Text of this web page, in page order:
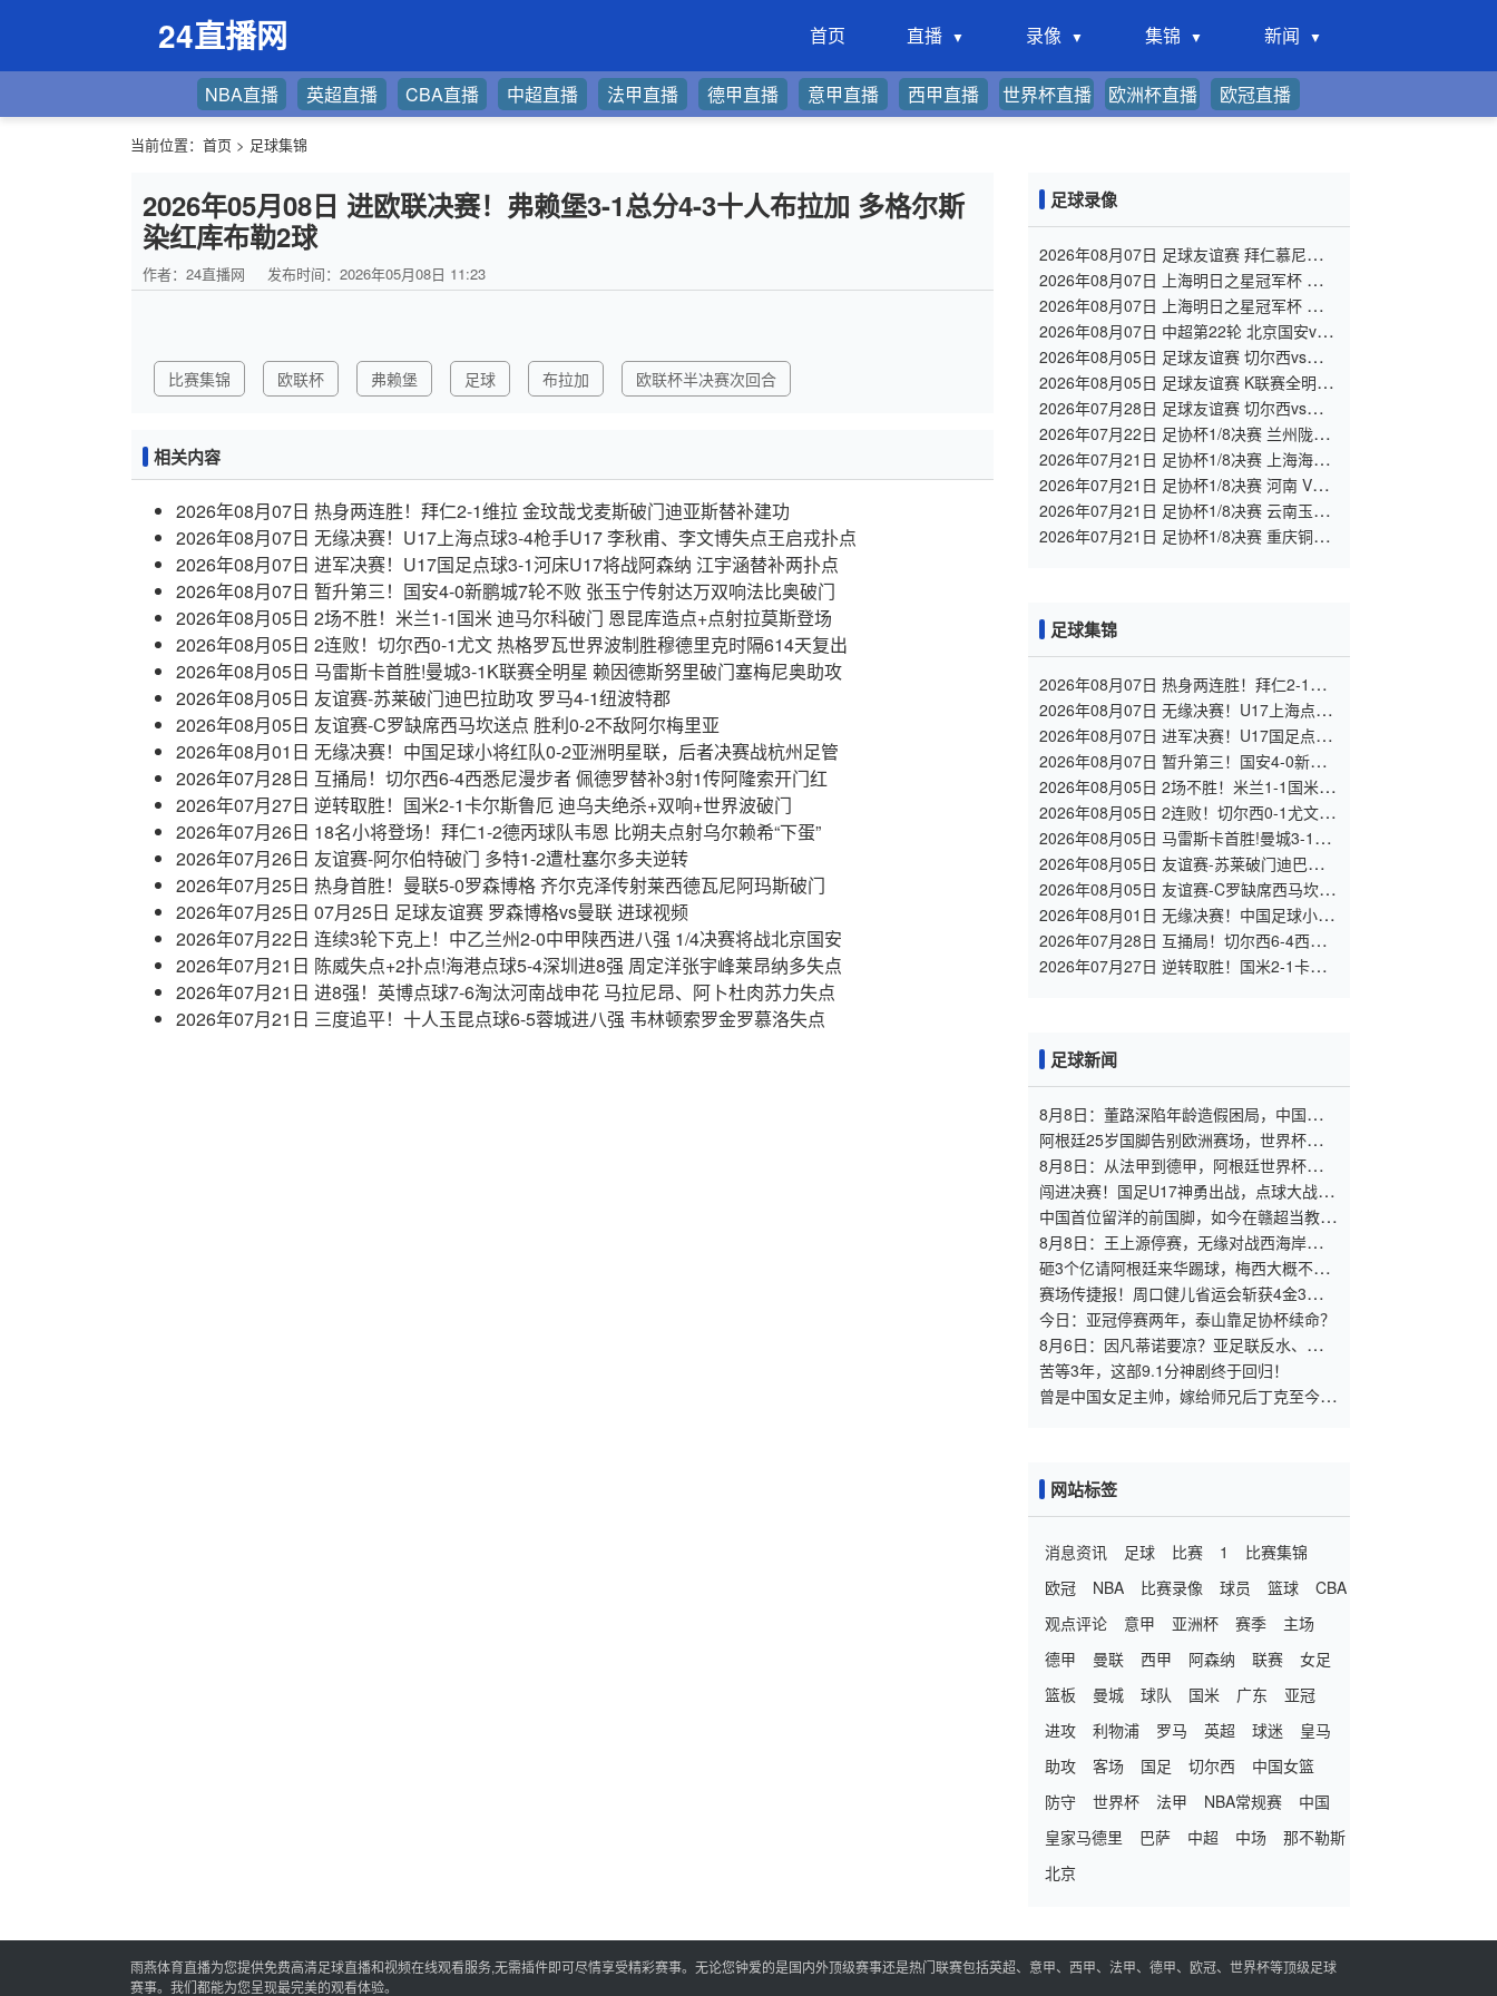
24直播网 首页 直播 录像 集锦 新闻
NBA直播 英超直播 CBA直播 中超直播 法甲直播 德甲直播 意甲直播 西甲直播 世界杯直播 欧洲杯直播 欧冠直播
当前位置： 首页 > 足球集锦
2026年05月08日 进欧联决赛！弗赖堡3-1总分4-3十人布拉加 多格尔斯
染红库布勒2球
作者：24直播网 发布时间：2026年05月08日 11:23
比赛集锦 欧联杯 弗赖堡 足球 布拉加 欧联杯半决赛次回合
相关内容
2026年08月07日 热身两连胜！拜仁2-1维拉 金玟哉戈麦斯破门迪亚斯替补建功
2026年08月07日 无缘决赛！U17上海点球3-4枪手U17 李秋甫、李文博失点王启戎扑点
2026年08月07日 进军决赛！U17国足点球3-1河床U17将战阿森纳 江宇涵替补两扑点
2026年08月07日 暂升第三！国安4-0新鹏城7轮不败 张玉宁传射达万双响法比奥破门
2026年08月05日 2场不胜！米兰1-1国米 迪马尔科破门 恩昆库造点+点射拉莫斯登场
2026年08月05日 2连败！切尔西0-1尤文 热格罗瓦世界波制胜穆德里克时隔614天复出
2026年08月05日 马雷斯卡首胜!曼城3-1K联赛全明星 赖因德斯努里破门塞梅尼奥助攻
2026年08月05日 友谊赛-苏莱破门迪巴拉助攻 罗马4-1纽波特郡
2026年08月05日 友谊赛-C罗缺席西马坎送点 胜利0-2不敌阿尔梅里亚
2026年08月01日 无缘决赛！中国足球小将红队0-2亚洲明星联，后者决赛战杭州足管
2026年07月28日 互捅局！切尔西6-4西悉尼漫步者 佩德罗替补3射1传阿隆索开门红
2026年07月27日 逆转取胜！国米2-1卡尔斯鲁厄 迪乌夫绝杀+双响+世界波破门
2026年07月26日 18名小将登场！拜仁1-2德丙球队韦恩 比朔夫点射乌尔赖希“下蛋”
2026年07月26日 友谊赛-阿尔伯特破门 多特1-2遭杜塞尔多夫逆转
2026年07月25日 热身首胜！曼联5-0罗森博格 齐尔克泽传射莱西德瓦尼阿玛斯破门
2026年07月25日 07月25日 足球友谊赛 罗森博格vs曼联 进球视频
2026年07月22日 连续3轮下克上！中乙兰州2-0中甲陕西进八强 1/4决赛将战北京国安
2026年07月21日 陈威失点+2扑点!海港点球5-4深圳进8强 周定洋张宇峰莱昂纳多失点
2026年07月21日 进8强！英博点球7-6淘汰河南战申花 马拉尼昂、阿卜杜肉苏力失点
2026年07月21日 三度追平！十人玉昆点球6-5蓉城进八强 韦林顿索罗金罗慕洛失点
足球录像
2026年08月07日 足球友谊赛 拜仁慕尼黑vs
阿斯顿维拉 全场录像
2026年08月07日 上海明日之星冠军杯 上海
U17 VS 阿森纳U17 全场录像
2026年08月07日 上海明日之星冠军杯 中国
男足U17 VS 河床U17 全场录像
2026年08月07日 中超第22轮 北京国安vs
深圳新鹏城 全场录像
2026年08月05日 足球友谊赛 切尔西vs尤文
图斯 全场录像
2026年08月05日 足球友谊赛 K联赛全明星
vs曼城 全场录像
2026年07月28日 足球友谊赛 切尔西vs西悉
尼漫步者 全场录像
2026年07月22日 足协杯1/8决赛 兰州陇原
竞技 VS 陕西联合 全场录像
2026年07月21日 足协杯1/8决赛 上海海港
VS 深圳新鹏城 全场录像
2026年07月21日 足协杯1/8决赛 河南 VS
大连英博 全场录像
2026年07月21日 足协杯1/8决赛 云南玉昆
VS 成都蓉城 全场录像
2026年07月21日 足协杯1/8决赛 重庆铜梁
足球集锦
2026年08月07日 热身两连胜！拜仁2-1维
拉 金玟哉戈麦斯破门迪亚斯替补建功
2026年08月07日 无缘决赛！U17上海点球
3-4枪手U17 李秋甫、李文博失点王启戎扑
2026年08月07日 进军决赛！U17国足点球
3-1河床U17将战阿森纳 江宇涵替补两扑点
2026年08月07日 暂升第三！国安4-0新鹏
城7轮不败 张玉宁传射达万双响法比奥破门
2026年08月05日 2场不胜！米兰1-1国米 迪
马尔科破门 恩昆库造点+点射拉莫斯登场
2026年08月05日 2连败！切尔西0-1尤文 热
格罗瓦世界波制胜穆德里克时隔614天复出
2026年08月05日 马雷斯卡首胜!曼城3-1K
联赛全明星 赖因德斯努里破门塞梅尼奥助
2026年08月05日 友谊赛-苏莱破门迪巴拉助
攻 罗马4-1纽波特郡
2026年08月05日 友谊赛-C罗缺席西马坎送
点 胜利0-2不敌阿尔梅里亚
2026年08月01日 无缘决赛！中国足球小将
红队0-2亚洲明星联，后者决赛战杭州足管
2026年07月28日 互捅局！切尔西6-4西悉
尼漫步者 佩德罗替补3射1传阿隆索开门红
2026年07月27日 逆转取胜！国米2-1卡尔
足球新闻
8月8日：董路深陷年龄造假困局，中国足球
小将信任危机何解？
阿根廷25岁国脚告别欧洲赛场，世界杯后将
重返阿超！
8月8日：从法甲到德甲，阿根廷世界杯国脚
梅迪纳2500万欧转会勒沃库森
闯进决赛！国足U17神勇出战，点球大战3
比1淘汰河床，豪取四战不败！
中国首位留洋的前国脚，如今在赣超当教
练，1.9米儿子也选足球路
8月8日：王上源停赛，无缘对战西海岸，河
南中场失核，郑智率队剑指亚冠！
砸3个亿请阿根廷来华踢球，梅西大概不
来，却要国足上去当陪练？
赛场传捷报！周口健儿省运会斩获4金3银
女足（甲组）创历史摘银
今日：亚冠停赛两年，泰山靠足协杯续命？
8月6日：因凡蒂诺要凉？亚足联反水、卡塔
尔挺他，世界杯权力游戏比决赛点球还刺
激！
苦等3年，这部9.1分神剧终于回归！
曾是中国女足主帅，嫁给师兄后丁克至今，
网站标签
消息资讯 足球 比赛 1
比赛集锦
欧冠
NBA 比赛录像 球员 篮球
CBA
观点评论
意甲 亚洲杯 赛季
主场
德甲
曼联 西甲 阿森纳 联赛
女足
篮板
曼城 球队 国米 广东
亚冠
进攻
利物浦 罗马 英超 球迷
皇马
助攻
客场 国足 切尔西
中国女篮
防守
世界杯 法甲 NBA常规赛
中国
皇家马德里
巴萨 中超 中场
那不勒斯
北京
雨燕体育直播为您提供免费高清足球直播和视频在线观看服务,无需插件即可尽情享受精彩赛事。无论您钟爱的是国内外顶级赛事还是热门联赛包括英超、意甲、西甲、法甲、德甲、欧冠、世界杯等顶级足球
赛事。我们都能为您呈现最完美的观看体验。